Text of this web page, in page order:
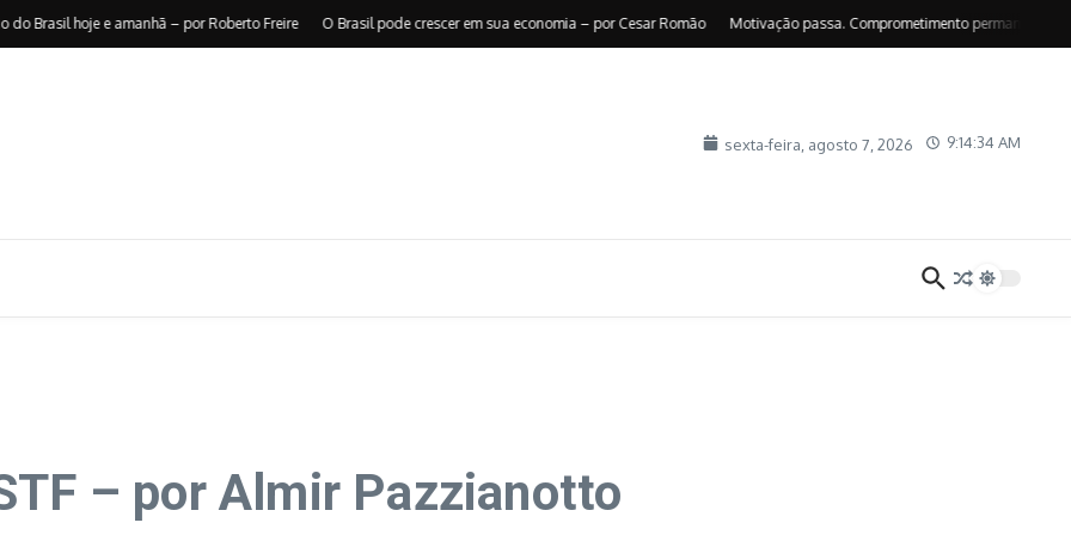
hoje e amanhã – por Roberto Freire O Brasil pode crescer em sua economia – por Cesar Romão Motivação passa. Comprometimento permanece – por
sexta-feira, agosto 7, 2026 9:14:36 AM
– por Almir Pazzianotto